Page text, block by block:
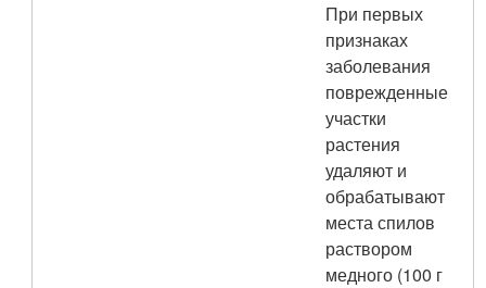
При первых
признаках
заболевания
поврежденные
участки
растения
удаляют и
обрабатывают
места спилов
раствором
медного (100 г